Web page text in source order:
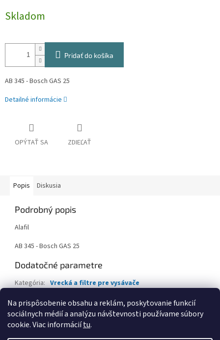
Na prispôsobenie obsahu a reklám, poskytovanie funkcií
sociálnych médií a analýzu návštevnosti používame súbory
cookie. Viac informáciítu.
cena:
Skladom
Pridať do košíka
AB 345 - Bosch GAS 25
Detailné informácie
OPÝTAŤ SA ZDIEĽAŤ
Popis Diskusia
Podrobný popis
Alafil
AB 345 - Bosch GAS 25
Dodatočné parametre
Kategória: Vrecká a filtre pre vysávače